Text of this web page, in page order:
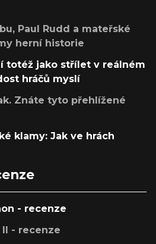
Paul Rudd a mateřské
herní historie
totéž jako střílet v reálném
hráčů myslí
Znáte tyto přehlížené
klamy: Jak ve hrách
- recenze
II - recenze